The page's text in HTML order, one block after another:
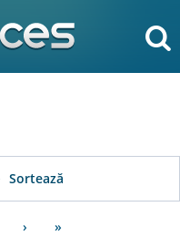
Sortează
› »